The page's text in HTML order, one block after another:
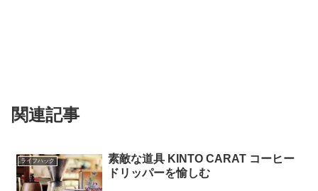
関連記事
ライフハック
素敵な道具 KINTO CARAT コーヒー
ドリッパーを愉しむ